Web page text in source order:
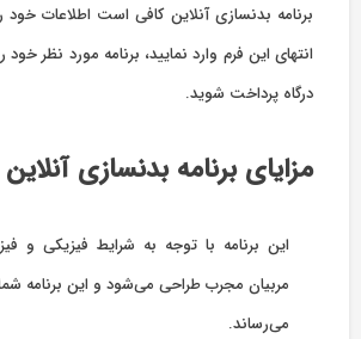
برنامه بدنسازی آنلاین کافی است اطلاعات
انتهای این فرم وارد نمایید، برنامه مورد نظر خود
درگاه پرداخت شوید.
مزایای برنامه بدنسازی آنلاین
این برنامه با توجه به شرایط فیزیکی و
مربیان مجرب طراحی می‌شود و این برنامه
می‌رساند.